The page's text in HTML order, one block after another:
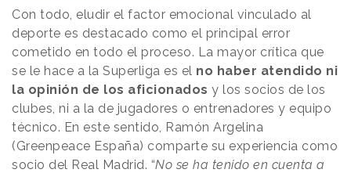
Con todo, eludir el factor emocional vinculado al
deporte es destacado como el principal error
cometido en todo el proceso. La mayor crítica que
se le hace a la Superliga es el no haber atendido ni
la opinión de los aficionados y los socios de los
clubes, ni a la de jugadores o entrenadores y equipo
técnico. En este sentido, Ramón Argelina
(Greenpeace España) comparte su experiencia como
socio del Real Madrid. “No se ha tenido en cuenta a